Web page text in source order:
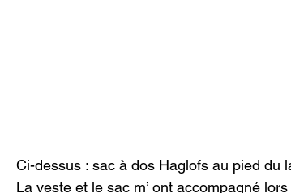
Ci-dessus : sac à dos Haglofs au pied du
La veste et le sac m’ ont accompagné